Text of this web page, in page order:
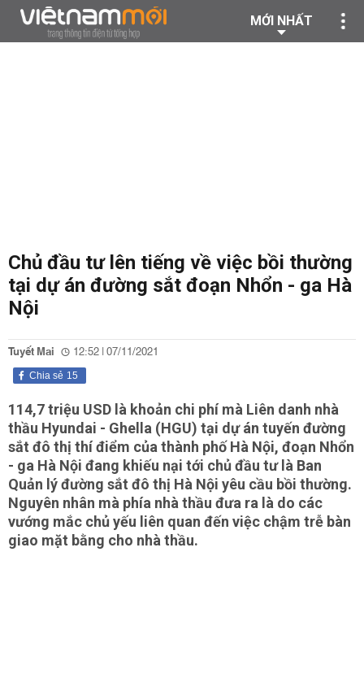
MỚI NHẤT
Chủ đầu tư lên tiếng về việc bồi thường
tại dự án đường sắt đoạn Nhổn - ga Hà
Nội
Tuyết Mai 12:52 | 07/11/2021
15
Chia sẻ
114,7 triệu USD là khoản chi phí mà Liên danh nhà
thầu Hyundai - Ghella (HGU) tại dự án tuyến đường
sắt đô thị thí điểm của thành phố Hà Nội, đoạn Nhổn
- ga Hà Nội đang khiếu nại tới chủ đầu tư là Ban
Quản lý đường sắt đô thị Hà Nội yêu cầu bồi thường.
Nguyên nhân mà phía nhà thầu đưa ra là do các
vướng mắc chủ yếu liên quan đến việc chậm trễ bàn
giao mặt bằng cho nhà thầu.